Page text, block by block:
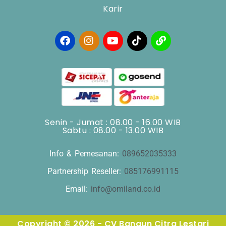
Karir
Senin - Jumat : 08.00 - 16.00 WIB
Sabtu : 08.00 - 13.00 WIB
Info & Pemesanan: 089652035333
Partnership Reseller: 085176991115
Email: info@omiland.co.id